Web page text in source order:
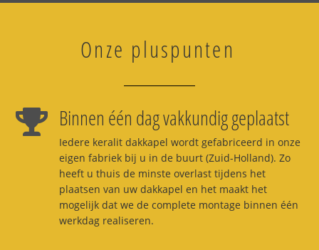
Onze pluspunten
Binnen één dag vakkundig geplaatst
Iedere keralit dakkapel wordt gefabriceerd in onze
eigen fabriek bij u in de buurt (Zuid-Holland). Zo
heeft u thuis de minste overlast tijdens het
plaatsen van uw dakkapel en het maakt het
mogelijk dat we de complete montage binnen één
werkdag realiseren.